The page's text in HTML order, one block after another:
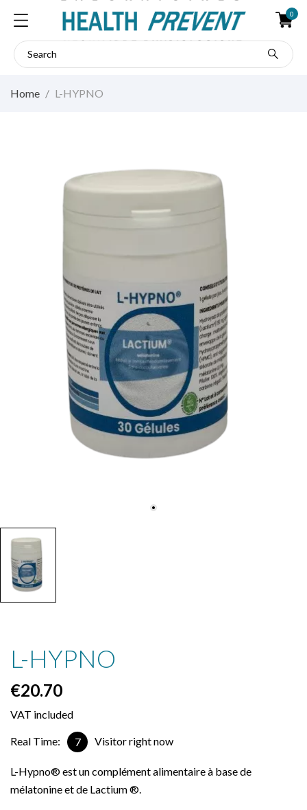
0
Home L-HYPNO
L-HYPNO
€20.70
VAT included
Real Time: 7 Visitor right now
L-Hypno®est un complément alimentaire à base de
mélatonine etde Lactium®.